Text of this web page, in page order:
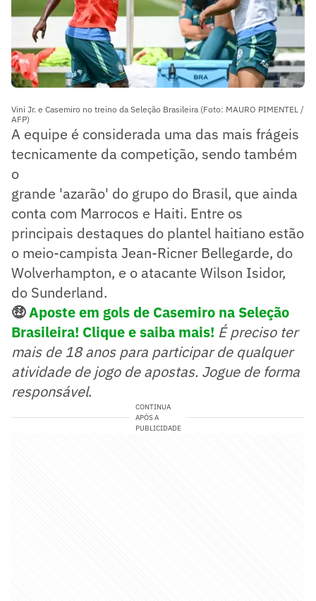
Vini Jr. e Casemiro no treino da Seleção Brasileira (Foto: MAURO PIMENTEL /
AFP)
A equipe é considerada uma das mais frágeis
tecnicamente da competição, sendo também
o
grande 'azarão' do grupo do Brasil, que ainda
conta com Marrocos e Haiti. Entre os
principais destaques do plantel haitiano estão
o meio-campista Jean-Ricner Bellegarde, do
Wolverhampton, e o atacante Wilson Isidor,
do Sunderland.
🤑Aposte em gols de Casemiro na Seleção
Brasileira! Clique e saiba mais! É preciso ter
mais de 18 anos para participar de qualquer
atividade de jogo de apostas. Jogue de forma
responsável.
CONTINUA
APÓS A
PUBLICIDADE